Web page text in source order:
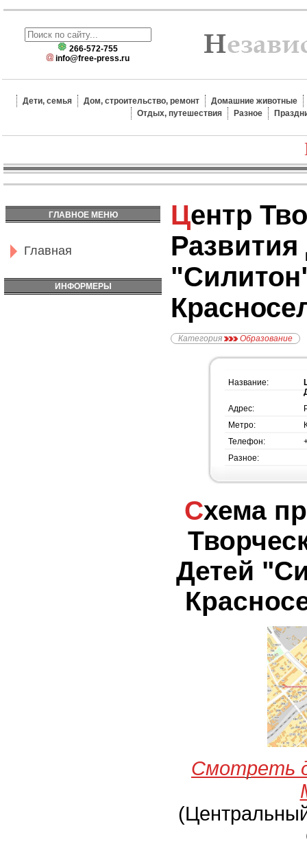
266-572-755
info@free-press.ru
Дети, семья Дом, строительство, ремонт
Домашние животные
Отдых, путешествия
Разное
ГЛАВНОЕ МЕНЮ
Главная
ИНФОРМЕРЫ
Центр Творческого
Развития
Категория Образование
Название:
Адрес:
Метро:
Телефон:
Разное:
Схема проезда - Центр
Детей
Смотреть